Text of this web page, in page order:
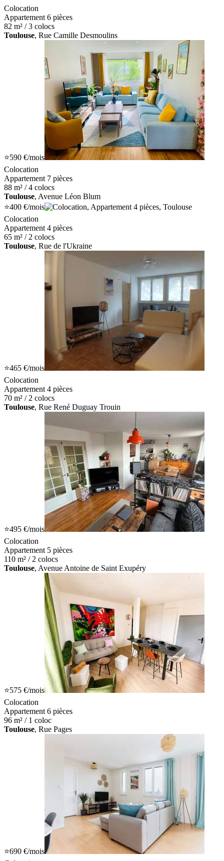
Colocation
Appartement 6 pièces
82 m² / 3 colocs
Toulouse, Rue Camille Desmoulins
⭐590 €/mois
Colocation
Appartement 7 pièces
88 m² / 4 colocs
Toulouse, Avenue Léon Blum
⭐400 €/mois
Colocation
Appartement 4 pièces
65 m² / 2 colocs
Toulouse, Rue de l'Ukraine
⭐465 €/mois
Colocation
Appartement 4 pièces
70 m² / 2 colocs
Toulouse, Rue René Duguay Trouin
⭐495 €/mois
Colocation
Appartement 5 pièces
110 m² / 2 colocs
Toulouse, Avenue Antoine de Saint Exupéry
⭐575 €/mois
Colocation
Appartement 6 pièces
96 m² / 1 coloc
Toulouse, Rue Pages
⭐690 €/mois